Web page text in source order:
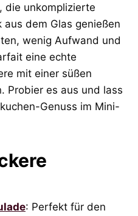
die unkomplizierte
aus dem Glas genießen
wenig Aufwand und
eine echte
mit einer süßen
Probier es aus und lass
Genuss im Mini-
: Perfekt für den